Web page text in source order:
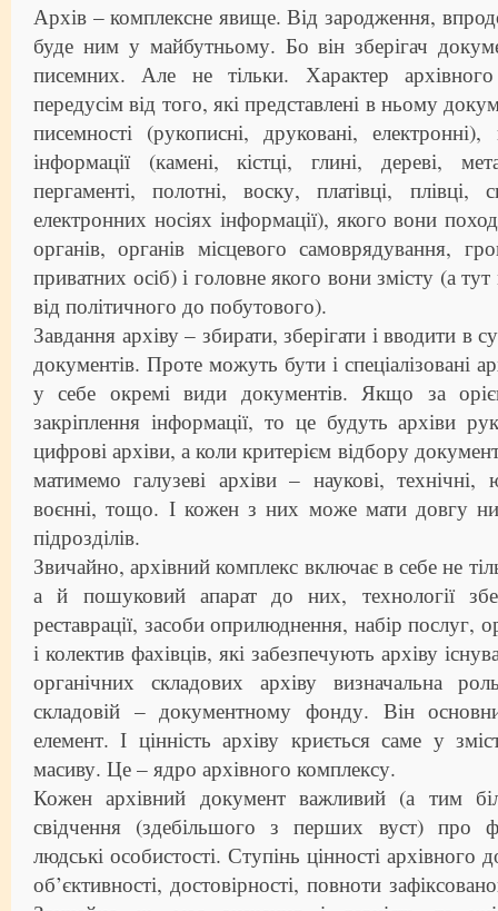
Архів – комплексне явище. Від зародження,
буде ним у майбутньому. Бо він зберігач
писемних. Але не тільки. Характер
передусім від того, які представлені в ньому
писемності (рукописні, друковані,
інформації (камені, кістці, глині, дереві,
пергаменті, полотні, воску, платівці,
електронних носіях інформації), якого вони
органів, органів місцевого самоврядування,
приватних осіб) і головне якого вони змісту (а
від політичного до побутового).
Завдання архіву – збирати, зберігати і вводити в
документів. Проте можуть бути і спеціалізовані
у себе окремі види документів. Якщо за
закріплення інформації, то це будуть архіви
цифрові архіви, а коли критерієм відбору
матимемо галузеві архіви – наукові, технічні,
воєнні, тощо. І кожен з них може мати довгу
підрозділів.
Звичайно, архівний комплекс включає в себе не
а й пошуковий апарат до них, технології
реставрації, засоби оприлюднення, набір послуг,
і колектив фахівців, які забезпечують архіву
органічних складових архіву визначальна
складовій – документному фонду. Він
елемент. І цінність архіву криється саме у
масиву. Це – ядро архівного комплексу.
Кожен архівний документ важливий (а тим
свідчення (здебільшого з перших вуст) про
людські особистості. Ступінь цінності архівного
об’єктивності, достовірності, повноти